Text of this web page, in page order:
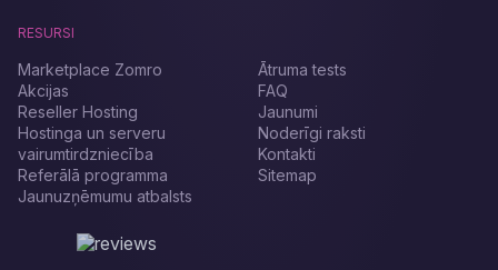
RESURSI
Marketplace Zomro
Akcijas
Reseller Hosting
Hostinga un serveru
vairumtirdzniecība
Referālā programma
Jaunuzņēmumu atbalsts
Ātruma tests
FAQ
Jaunumi
Noderīgi raksti
Kontakti
Sitemap